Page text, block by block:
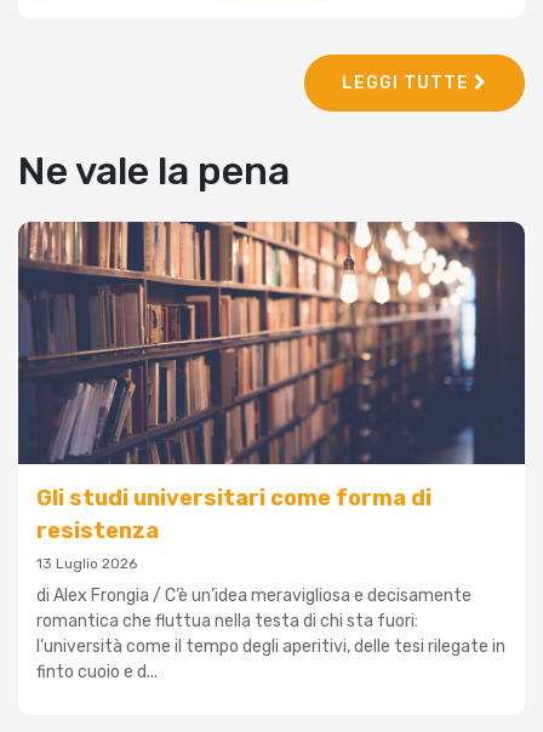
LEGGI TUTTE
Ne vale la pena
Gli studi universitari come forma di
resistenza
13 Luglio 2026
di Alex Frongia / C’è un’idea meravigliosa e decisamente
romantica che fluttua nella testa di chi sta fuori:
l’università come il tempo degli aperitivi, delle tesi rilegate in
finto cuoio e d...